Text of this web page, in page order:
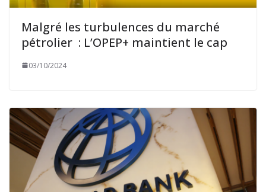
Malgré les turbulences du marché
pétrolier : L’OPEP+ maintient le cap
03/10/2024